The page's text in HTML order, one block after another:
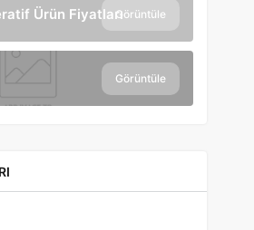
Ürün FiyatlarıGörüntüle
Görüntüle